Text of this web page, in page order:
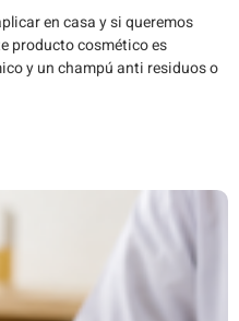
en casa y si queremos
producto cosmético es
y un champú anti residuos o